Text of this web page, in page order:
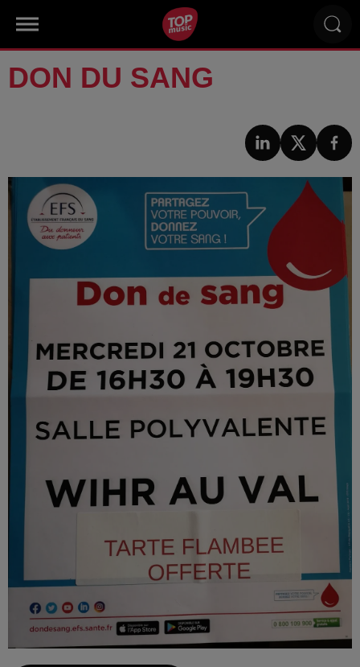
DON DU SANG